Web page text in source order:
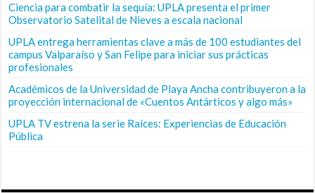
Ciencia para combatir la sequía: UPLA presenta el primer
Observatorio Satelital de Nieves a escala nacional
UPLA entrega herramientas clave a más de 100 estudiantes del
campus Valparaíso y San Felipe para iniciar sus prácticas
profesionales
Académicos de la Universidad de Playa Ancha contribuyeron a la
proyección internacional de «Cuentos Antárticos y algo más»
UPLA TV estrena la serie Raíces: Experiencias de Educación
Pública